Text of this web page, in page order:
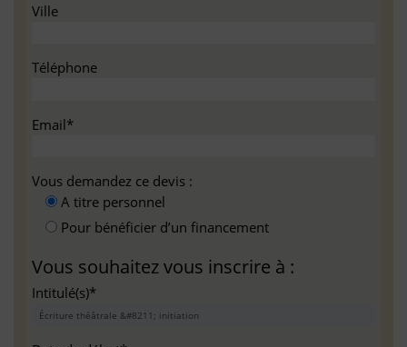
Ville
Téléphone
Email*
Vous demandez ce devis :
A titre personnel
Pour bénéficier d’un financement
Vous souhaitez vous inscrire à :
Intitulé(s)*